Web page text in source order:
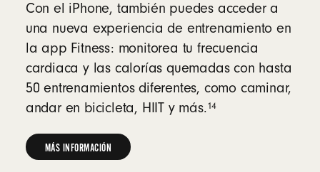
Con el iPhone, también puedes acceder a
una nueva experiencia de entrenamiento en
la app Fitness: monitorea tu frecuencia
cardiaca y las calorías quemadas con hasta
50 entrenamientos diferentes, como caminar,
andar en bicicleta, HIIT y más.14
MÁS INFORMACIÓN